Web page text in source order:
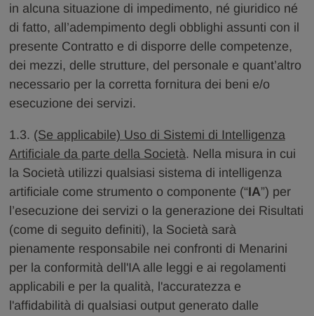
in alcuna situazione di impedimento, né giuridico né
di fatto, all’adempimento degli obblighi assunti con il
presente Contratto e di disporre delle competenze,
dei mezzi, delle strutture, del personale e quant’altro
necessario per la corretta fornitura dei beni e/o
esecuzione dei servizi.
1.3. (Se applicabile) Uso di Sistemi di Intelligenza
Artificiale da parte della Società. Nella misura in cui
la Società utilizzi qualsiasi sistema di intelligenza
artificiale come strumento o componente (“IA”) per
l’esecuzione dei servizi o la generazione dei Risultati
(come di seguito definiti), la Società sarà
pienamente responsabile nei confronti di Menarini
per la conformità dell'IA alle leggi e ai regolamenti
applicabili e per la qualità, l'accuratezza e
l'affidabilità di qualsiasi output generato dalle